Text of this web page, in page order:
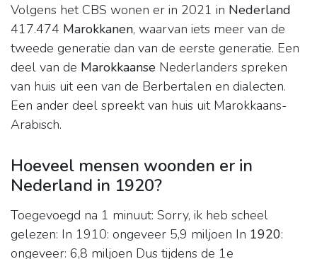
Volgens het CBS wonen er in 2021 in Nederland
417.474 Marokkanen, waarvan iets meer van de
tweede generatie dan van de eerste generatie. Een
deel van de Marokkaanse Nederlanders spreken
van huis uit een van de Berbertalen en dialecten.
Een ander deel spreekt van huis uit Marokkaans-
Arabisch.
Hoeveel mensen woonden er in
Nederland in 1920?
Toegevoegd na 1 minuut: Sorry, ik heb scheel
gelezen: In 1910: ongeveer 5,9 miljoen In 1920:
ongeveer: 6,8 miljoen Dus tijdens de 1e